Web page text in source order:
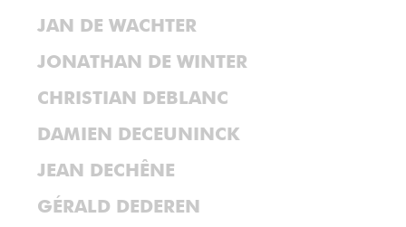
JAN DE WACHTER
JONATHAN DE WINTER
CHRISTIAN DEBLANC
DAMIEN DECEUNINCK
JEAN DECHÊNE
GÉRALD DEDEREN